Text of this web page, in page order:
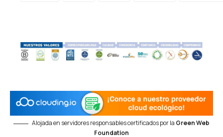
Alojada en servidores responsables certificados por la Green Web
Foundation